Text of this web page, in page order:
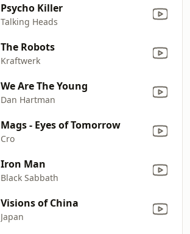
Psycho Killer
Talking Heads
The Robots
Kraftwerk
We Are The Young
Dan Hartman
Mags - Eyes of Tomorrow
Cro
Iron Man
Black Sabbath
Visions of China
Japan